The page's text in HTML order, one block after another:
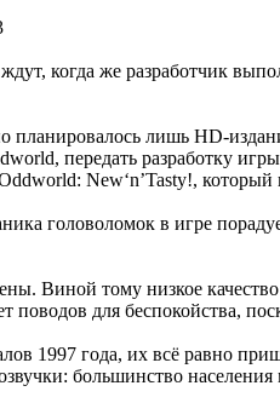
когда же разработчик
планировалось лишь HD-
передать разработку
New‘n’Tasty!,
головоломок в игре
Виной тому низкое
поводов для беспокойства,
1997 года, их всё равно
большинство